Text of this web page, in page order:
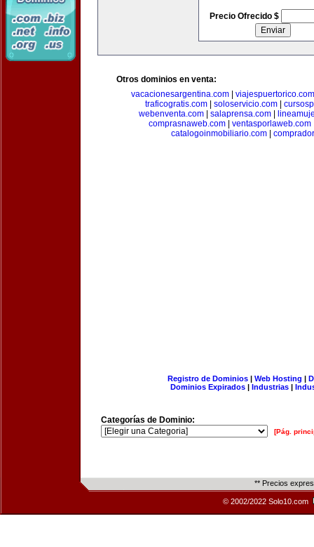
Precio Ofrecido $
Otros dominios en venta:
vacacionesargentina.com
viajespuertorico.com
traficogratis.com| soloservicio.com|
webenventa.com
salaprensa.com
comprasnaweb.com
ventasporlaweb.com
catalogoinmobiliario.com|
Registro de Dominios| Web Hosting |
Dominios Expirados | Industrias |
Categorías de Dominio:
[Pág.
** Precios
© 2002/2022 Solo10.com